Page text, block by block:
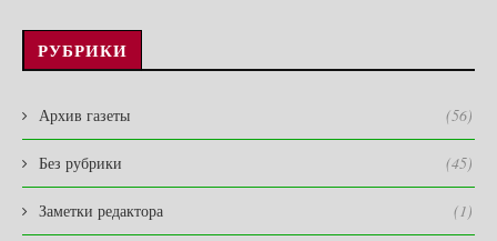
РУБРИКИ
Архив газеты (56)
Без рубрики (45)
Заметки редактора (1)